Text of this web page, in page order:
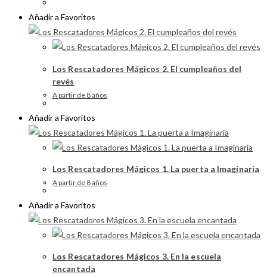
Añadir a Favoritos
Los Rescatadores Mágicos 2. El cumpleaños del
revés
A partir de 8 años
Añadir a Favoritos
Los Rescatadores Mágicos 1. La puerta a Imaginaria
A partir de 8 años
Añadir a Favoritos
Los Rescatadores Mágicos 3. En la escuela
encantada